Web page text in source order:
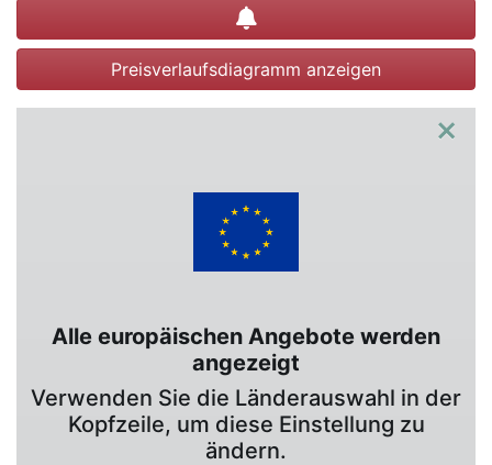
Preisalarm setzen
Preisverlaufsdiagramm anzeigen
×
Alle europäischen Angebote werden
angezeigt
Verwenden Sie die Länderauswahl in der
Kopfzeile, um diese Einstellung zu
ändern.